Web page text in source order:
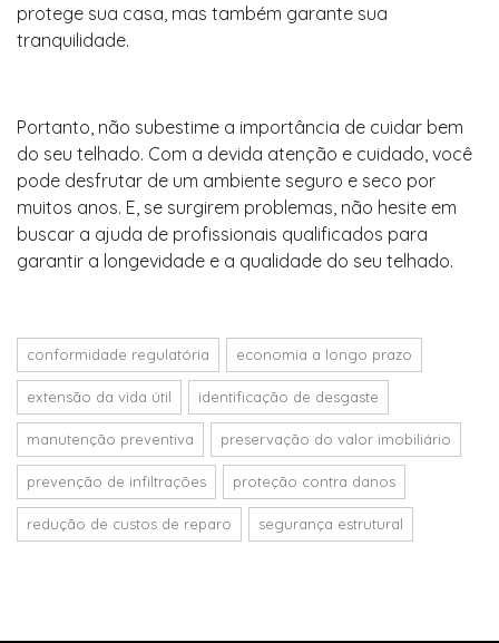
protege sua casa, mas também garante sua
tranquilidade.
Portanto, não subestime a importância de cuidar bem
do seu telhado. Com a devida atenção e cuidado, você
pode desfrutar de um ambiente seguro e seco por
muitos anos. E, se surgirem problemas, não hesite em
buscar a ajuda de profissionais qualificados para
garantir a longevidade e a qualidade do seu telhado.
conformidade regulatória economia a longo prazo
extensão da vida útil identificação de desgaste
manutenção preventiva preservação do valor imobiliário
prevenção de infiltrações proteção contra danos
redução de custos de reparo segurança estrutural